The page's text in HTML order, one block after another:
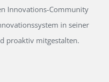
Innovations-Community
in seiner
proaktiv mitgestalten.